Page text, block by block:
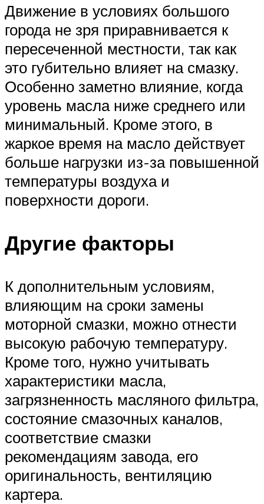
Движение в условиях большого
города не зря приравнивается к
пересеченной местности, так как
это губительно влияет на смазку.
Особенно заметно влияние, когда
уровень масла ниже среднего или
минимальный. Кроме этого, в
жаркое время на масло действует
больше нагрузки из-за повышенной
температуры воздуха и
поверхности дороги.
Другие факторы
К дополнительным условиям,
влияющим на сроки замены
моторной смазки, можно отнести
высокую рабочую температуру.
Кроме того, нужно учитывать
характеристики масла,
загрязненность масляного фильтра,
состояние смазочных каналов,
соответствие смазки
рекомендациям завода, его
оригинальность, вентиляцию
картера.